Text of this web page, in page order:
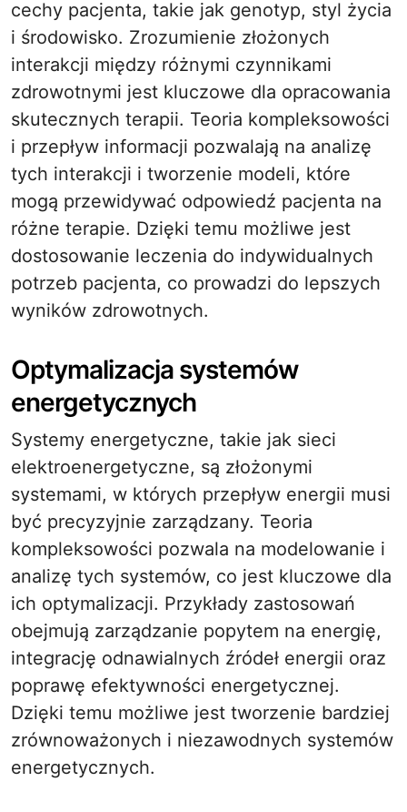
cechy pacjenta, takie jak genotyp, styl życia
i środowisko. Zrozumienie złożonych
interakcji między różnymi czynnikami
zdrowotnymi jest kluczowe dla opracowania
skutecznych terapii. Teoria kompleksowości
i przepływ informacji pozwalają na analizę
tych interakcji i tworzenie modeli, które
mogą przewidywać odpowiedź pacjenta na
różne terapie. Dzięki temu możliwe jest
dostosowanie leczenia do indywidualnych
potrzeb pacjenta, co prowadzi do lepszych
wyników zdrowotnych.
Optymalizacja systemów
energetycznych
Systemy energetyczne, takie jak sieci
elektroenergetyczne, są złożonymi
systemami, w których przepływ energii musi
być precyzyjnie zarządzany. Teoria
kompleksowości pozwala na modelowanie i
analizę tych systemów, co jest kluczowe dla
ich optymalizacji. Przykłady zastosowań
obejmują zarządzanie popytem na energię,
integrację odnawialnych źródeł energii oraz
poprawę efektywności energetycznej.
Dzięki temu możliwe jest tworzenie bardziej
zrównoważonych i niezawodnych systemów
energetycznych.